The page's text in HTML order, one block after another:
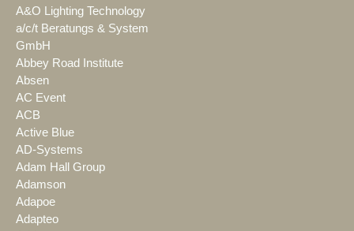
A&O Lighting Technology
a/c/t Beratungs & System
GmbH
Abbey Road Institute
Absen
AC Event
ACB
Active Blue
AD-Systems
Adam Hall Group
Adamson
Adapoe
Adapteo